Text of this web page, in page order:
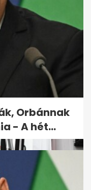
végzett
eltűnt
Orbánnak
- A hét...